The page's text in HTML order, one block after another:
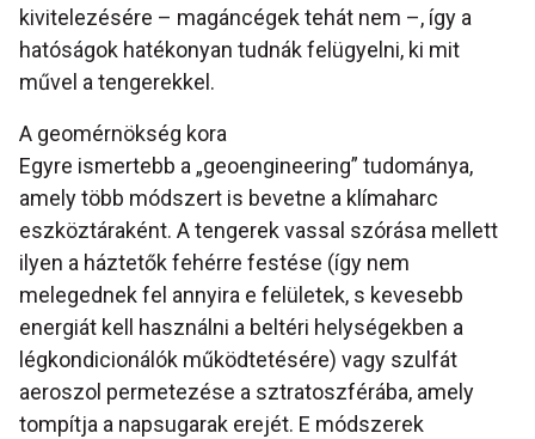
kivitelezésére – magáncégek tehát nem –, így a
hatóságok hatékonyan tudnák felügyelni, ki mit
művel a tengerekkel.
A geomérnökség kora
Egyre ismertebb a „geoengineering” tudománya,
amely több módszert is bevetne a klímaharc
eszköztáraként. A tengerek vassal szórása mellett
ilyen a háztetők fehérre festése (így nem
melegednek fel annyira e felületek, s kevesebb
energiát kell használni a beltéri helységekben a
légkondicionálók működtetésére) vagy szulfát
aeroszol permetezése a sztratoszférába, amely
tompítja a napsugarak erejét. E módszerek